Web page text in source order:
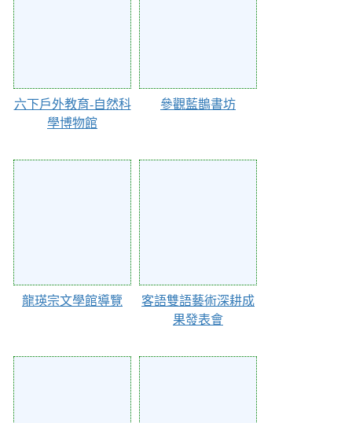
六下戶外教育-自然科
學博物館
參觀藍鵲書坊
龍瑛宗文學館導覽
客語雙語藝術深耕成
果發表會